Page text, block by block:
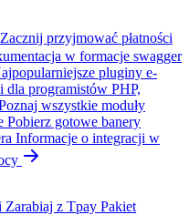
Zacznij przyjmować płatności
w formacje swagger
pluginy e-
dla programistów PHP,
wszystkie moduły
Pobierz gotowe banery
Informacje o integracji w
Zarabiaj z Tpay Pakiet